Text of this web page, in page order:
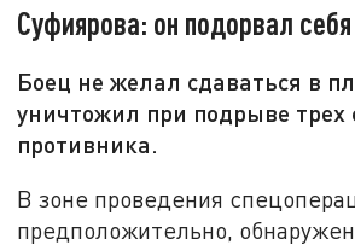
Суфиярова: он подорвал
Боец не желал сдаваться в
уничтожил при подрыве трех
противника.
В зоне проведения
предположительно,